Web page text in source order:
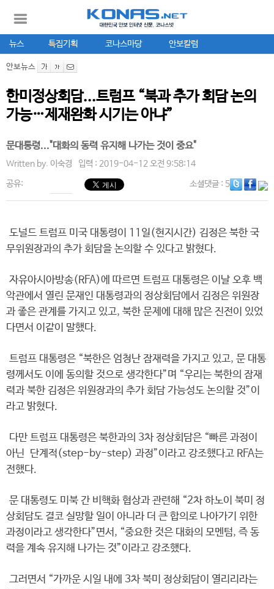
뉴스 특집기획 코나스마당 안보칼럼
안보뉴스
한미정상회담...트럼프 “북과 추가 회담 논의
가능…제재완화 시기는 아냐”
문대통령..."대화의 동력 유지해 나가는 것이 중요"
Written by. 이숙경 입력 : 2019-04-12 오전 9:58:14
공유: 소셜댓글: 5
도널드 트럼프 미국 대통령이 11일(현지시간) 김정은 북한 국
무위원장과의 추가 회담을 논의할 수 있다고 밝혔다.
자유아시아방송(RFA)에 따르면 트럼프 대통령은 이날 오후 백
악관에서 열린 문재인 대통령과의 정상회담에서 김정은 위원장
과 좋은 관계를 가지고 있고, 북한 문제에 대해 많은 진전이 있었
다면서 이같이 말했다.
트럼프 대통령은 “북한은 엄청난 잠재력을 가지고 있고, 문 대통
령께서도 이에 동의할 것으로 생각한다”며 “우리는 북한의 잠재
력과 북한 김정은 위원장과의 추가 회담 가능성도 논의할 것”이
라고 밝혔다.
다만 트럼프 대통령은 북한과의 3차 정상회담은 “빠른 과정이
아닌 단계적(step-by-step) 과정”이라고 강조했다고 RFA는
전했다.
문 대통령도 미북 간 비핵화 협상과 관련해 “2차 하노이 북미 정
상회담도 결코 실망할 일이 아니라 더 큰 합의로 나아가기 위한
과정이라고 생각한다”면서, “중요한 것은 대화의 모멘텀, 즉 동
력을 계속 유지해 나가는 것”이라고 강조했다.
그러면서 “가까운 시일 내에 3차 북미 정상회담이 열리리라는